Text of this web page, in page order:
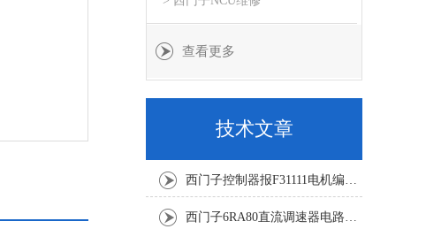
查看更多
技术文章
西门子控制器报F31111电机编码器坏修复解决
西门子6RA80直流调速器电路板坏销售修理单位